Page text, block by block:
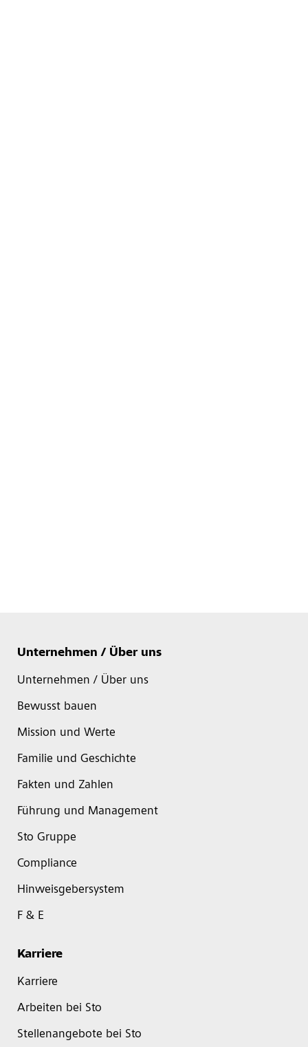
Unternehmen / Über uns
Unternehmen / Über uns
Bewusst bauen
Mission und Werte
Familie und Geschichte
Fakten und Zahlen
Führung und Management
Sto Gruppe
Compliance
Hinweisgebersystem
F & E
Karriere
Karriere
Arbeiten bei Sto
Stellenangebote bei Sto